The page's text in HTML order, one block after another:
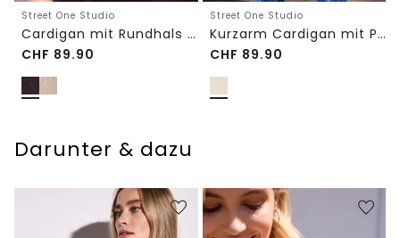
Street One Studio
Cardigan mit Rundhals und Knöpfen
CHF 89.90
Street One Studio
Kurzarm Cardigan mit Polokragen
CHF 89.90
Darunter & dazu